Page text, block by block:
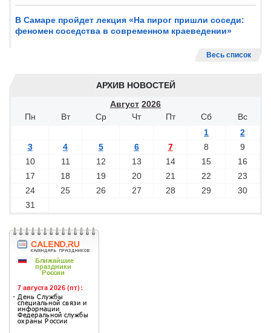
В Самаре пройдет лекция «На пирог пришли соседи:
феномен соседства в современном краеведении»
Весь список
АРХИВ НОВОСТЕЙ
Август 2026
Пн
Вт Ср Чт Пт Сб
Вс
1
2
3
4 5 6 7 8
9
10
11 12 13 14 15
16
17
18 19 20 21 22
23
24
25 26 27 28 29
30
31